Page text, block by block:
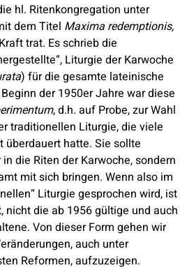
hl. Ritenkongregation unter
dem Titel Maxima redemptionis,
trat. Es schrieb die
Liturgie der Karwoche
) für die gesamte lateinische
der 1950er Jahre war diese
, d.h. auf Probe, zur Wahl
traditionellen Liturgie, die viele
hatte. Sie sollte
die Riten der Karwoche, sondern
mit sich bringen. Wenn also im
Liturgie gesprochen wird, ist
nicht die ab 1956 gültige und auch
Von dieser Form gehen wir
auch unter
Reformen, aufzuzeigen.